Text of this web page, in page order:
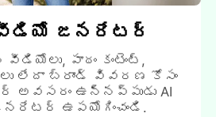
జనరేటర్
వీడియోలు, పాఠం కంటెంట్,
లేదా బ్రాండ్ వివరణ కోసం
అవసరం ఉన్నప్పుడు AI
ఉపయోగించండి.